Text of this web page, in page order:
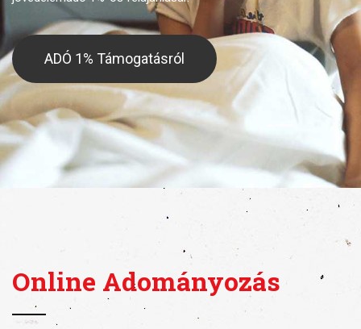
ADÓ 1% Támogatásról
Online Adományozás